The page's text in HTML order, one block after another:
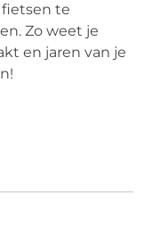
te
Zo weet je
en jaren van je